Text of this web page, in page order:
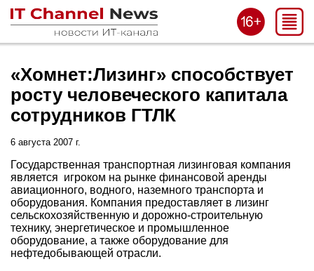
«Хомнет:Лизинг» способствует
росту человеческого капитала
сотрудников ГТЛК
6 августа 2007 г.
Государственная транспортная лизинговая компания
является игроком на рынке финансовой аренды
авиационного, водного, наземного транспорта и
оборудования. Компания предоставляет в лизинг
сельскохозяйственную и дорожно-строительную
технику, энергетическое и промышленное
оборудование, а также оборудование для
нефтедобывающей отрасли.